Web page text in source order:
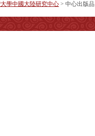
學中國大陸研究中心 > 中心出版品